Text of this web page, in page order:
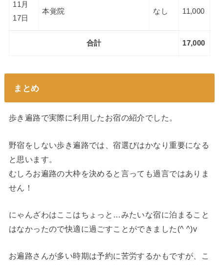
11月
17日
本覚院 なし 11,000
合計 17,000
まとめ
歩き遍路で実際に利用したお宿の紹介でした。
野宿をしない歩き遍路では、宿選びはかなり重要になる
と思います。
むしろお遍路の大枠を決めると言っても過言ではありま
せん！
にゃんざわはここはちょっと…みたいな宿に泊まること
はなかったので快適に過ごすことができました(^ ^)v
お遍路さんが多い時期は予約に苦労するかもですが、こ